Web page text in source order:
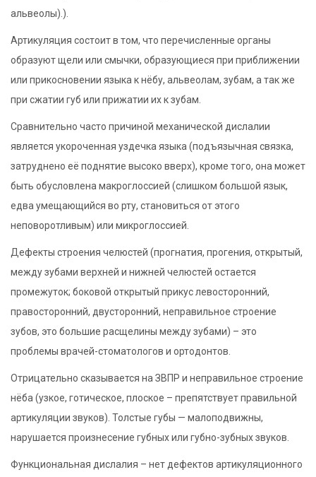
альвеолы).).
Артикуляция состоит в том, что перечисленные органы
образуют щели или смычки, образующиеся при приближении
или прикосновении языка к нёбу, альвеолам, зубам, а так же
при сжатии губ или прижатии их к зубам.
Сравнительно часто причиной механической дислалии
является укороченная уздечка языка (подъязычная связка,
затруднено её поднятие высоко вверх), кроме того, она может
быть обусловлена макроглоссией (слишком большой язык,
едва умещающийся во рту, становиться от этого
неповоротливым) или микроглоссией.
Дефекты строения челюстей (прогнатия, прогения, открытый,
между зубами верхней и нижней челюстей остается
промежуток; боковой открытый прикус левосторонний,
правосторонний, двусторонний, неправильное строение
зубов, это большие расщелины между зубами) – это
проблемы врачей-стоматологов и ортодонтов.
Отрицательно сказывается на ЗВПР и неправильное строение
нёба (узкое, готическое, плоское – препятствует правильной
артикуляции звуков). Толстые губы — малоподвижны,
нарушается произнесение губных или губно-зубных звуков.
Функциональная дислалия – нет дефектов артикуляционного